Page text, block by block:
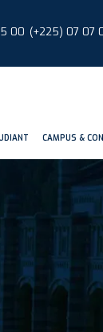
00 (+225) 07 07
CAMPUS &